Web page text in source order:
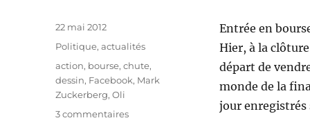
Entrée en
Hier, à la
départ de
monde de la
jour enregistrés
Publié
22 mai 2012
Catégories
Politique, actualités
Étiquettes
action, bourse,chute,
dessin, Facebook, Mark
Zuckerberg,Oli
3 commentairessur